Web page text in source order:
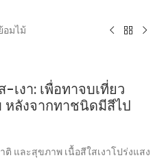
อมไม้
เงา: เพื่อทาจบเที่ยว
หลังจากทาชนิดมีสีไป
และสุขภาพ เนื้อสีใสเงาโปร่งแสง